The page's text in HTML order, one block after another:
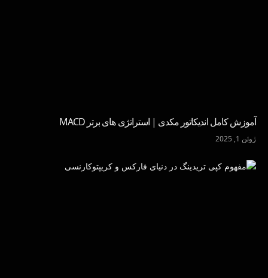
آموزش کامل اندیکاتور مکدی | استراتژی های برتر MACD
ژوئن 1, 2025